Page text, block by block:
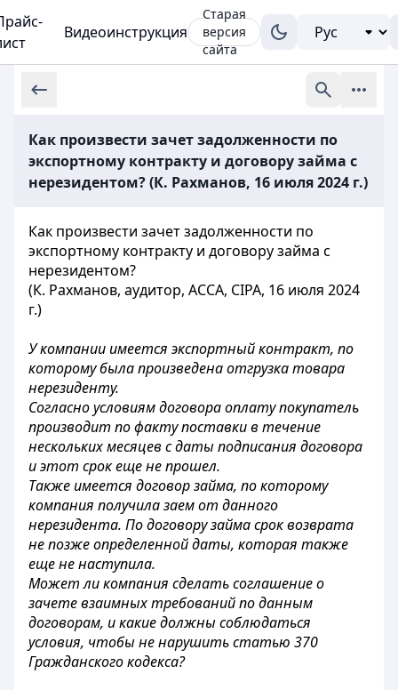
Видеоинструкция
Старая
версия
сайта
Как произвести зачет задолженности по
экспортному контракту и договору займа с
нерезидентом? (К. Рахманов, 16 июля 2024 г.)
Как произвести зачет задолженности по
экспортному контракту и договору займа с
нерезидентом?
(К. Рахманов, аудитор, ACCA, CIPA, 16 июля 2024
г.)
У компании имеется экспортный контракт, по
которому была произведена отгрузка товара
нерезиденту.
Согласно условиям договора оплату покупатель
производит по факту поставки в течение
нескольких месяцев с даты подписания договора
и этот срок еще не прошел.
Также имеется договор займа, по которому
компания получила заем от данного
нерезидента. По договору займа срок возврата
не позже определенной даты, которая также
еще не наступила.
Может ли компания сделать соглашение о
зачете взаимных требований по данным
договорам, и какие должны соблюдаться
условия, чтобы не нарушить статью 370
Гражданского кодекса?